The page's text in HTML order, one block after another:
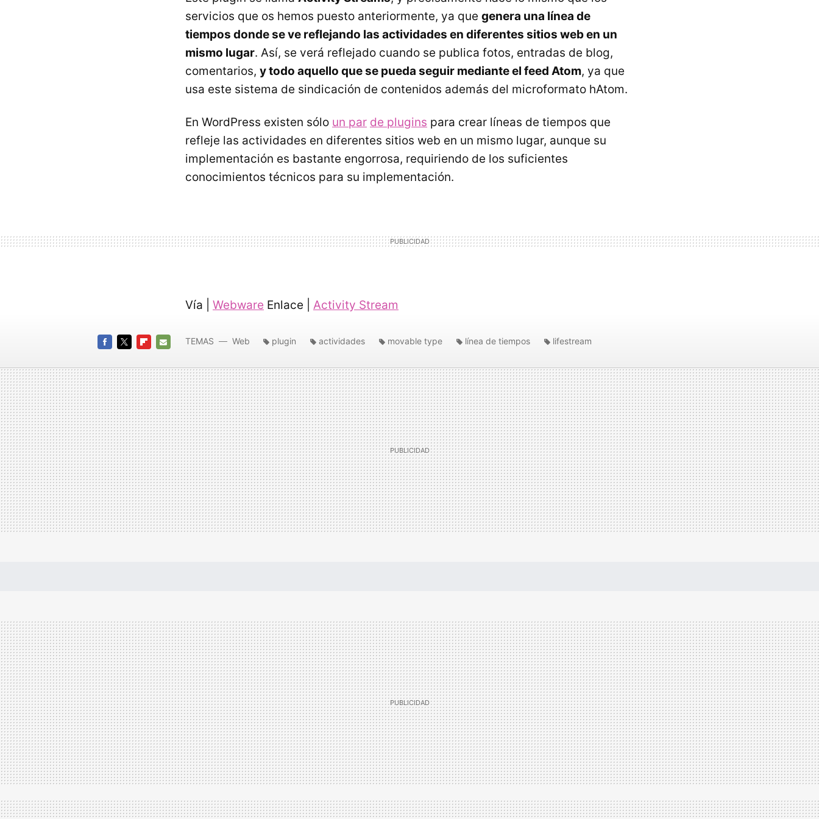
servicios que os hemos puesto anteriormente, ya que genera una línea de
tiempos donde se ve reflejando las actividades en diferentes sitios web en un
mismo lugar. Así, se verá reflejado cuando se publica fotos, entradas de blog,
comentarios, y todo aquello que se pueda seguir mediante el feed Atom, ya que
usa este sistema de sindicación de contenidos además del microformato hAtom.
En WordPress existen sólo un par de plugins para crear líneas de tiempos que
refleje las actividades en diferentes sitios web en un mismo lugar, aunque su
implementación es bastante engorrosa, requiriendo de los suficientes
conocimientos técnicos para su implementación.
Vía | Webware Enlace | Activity Stream
MAIL
TEMAS Web plugin actividades movable type línea de tiempos lifestream